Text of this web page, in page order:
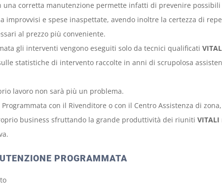
una corretta manutenzione permette infatti di prevenire possibili
improvvisi e spese inaspettate, avendo inoltre la certezza di
al prezzo più conveniente.
gli interventi vengono eseguiti solo da tecnici qualificati
statistiche di intervento raccolte in anni di scrupolosa
lavoro non sarà più un problema.
con il Rivenditore o con il Centro Assistenza di zona,
business sfruttando la grande produttività dei riuniti VITALI
PROGRAMMATA